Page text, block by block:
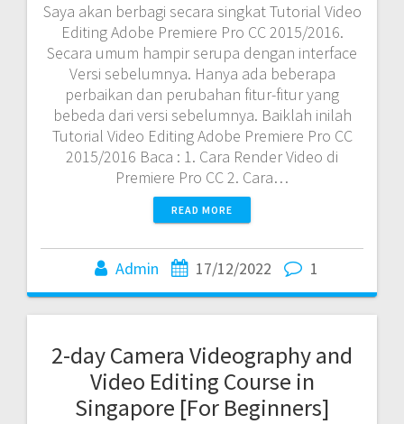
Saya akan berbagi secara singkat Tutorial Video
Editing Adobe Premiere Pro CC 2015/2016.
Secara umum hampir serupa dengan interface
Versi sebelumnya. Hanya ada beberapa
perbaikan dan perubahan fitur-fitur yang
bebeda dari versi sebelumnya. Baiklah inilah
Tutorial Video Editing Adobe Premiere Pro CC
2015/2016 Baca : 1. Cara Render Video di
Premiere Pro CC 2. Cara…
READ MORE
Admin 17/12/2022 1
2-day Camera Videography and
Video Editing Course in
Singapore [For Beginners]